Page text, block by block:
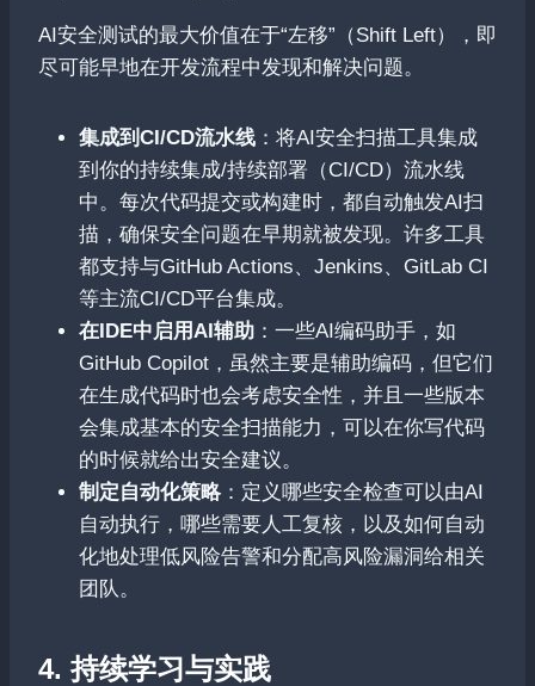
AI安全测试的最大价值在于“左移”（Shift Left），即
尽可能早地在开发流程中发现和解决问题。
集成到CI/CD流水线 ：将AI安全扫描工具集成
到你的持续集成/持续部署（CI/CD）流水线
中。每次代码提交或构建时，都自动触发AI扫
描，确保安全问题在早期就被发现。许多工具
都支持与GitHub Actions、Jenkins、GitLab CI
等主流CI/CD平台集成。
在IDE中启用AI辅助 ：一些AI编码助手，如
GitHub Copilot，虽然主要是辅助编码，但它们
在生成代码时也会考虑安全性，并且一些版本
会集成基本的安全扫描能力，可以在你写代码
的时候就给出安全建议。
制定自动化策略 ：定义哪些安全检查可以由AI
自动执行，哪些需要人工复核，以及如何自动
化地处理低风险告警和分配高风险漏洞给相关
团队。
4. 持续学习与实践